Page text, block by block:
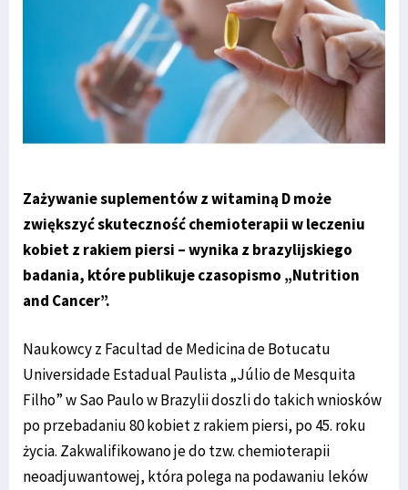
Zażywanie suplementów z witaminą D może
zwiększyć skuteczność chemioterapii w leczeniu
kobiet z rakiem piersi – wynika z brazylijskiego
badania, które publikuje czasopismo „Nutrition
and Cancer”.
Naukowcy z Facultad de Medicina de Botucatu
Universidade Estadual Paulista „Júlio de Mesquita
Filho” w Sao Paulo w Brazylii doszli do takich wniosków
po przebadaniu 80 kobiet z rakiem piersi, po 45. roku
życia. Zakwalifikowano je do tzw. chemioterapii
neoadjuwantowej, która polega na podawaniu leków